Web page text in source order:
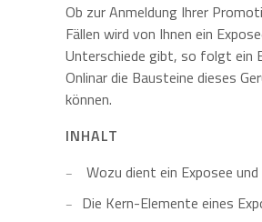
Ob zur Anmeldung Ihrer
Fällen wird von Ihnen ein
Unterschiede gibt, so folgt ein
Onlinar die Bausteine dieses
können.
INHALT
Wozu dient ein Exposee
Die Kern-Elemente eines